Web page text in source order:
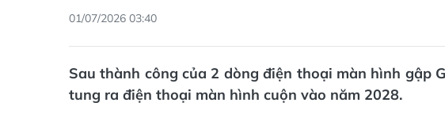
01/07/2026 03:40
Sau thành công của 2 dòng điện thoại màn hình gập
tung ra điện thoại màn hình cuộn vào năm 2028.